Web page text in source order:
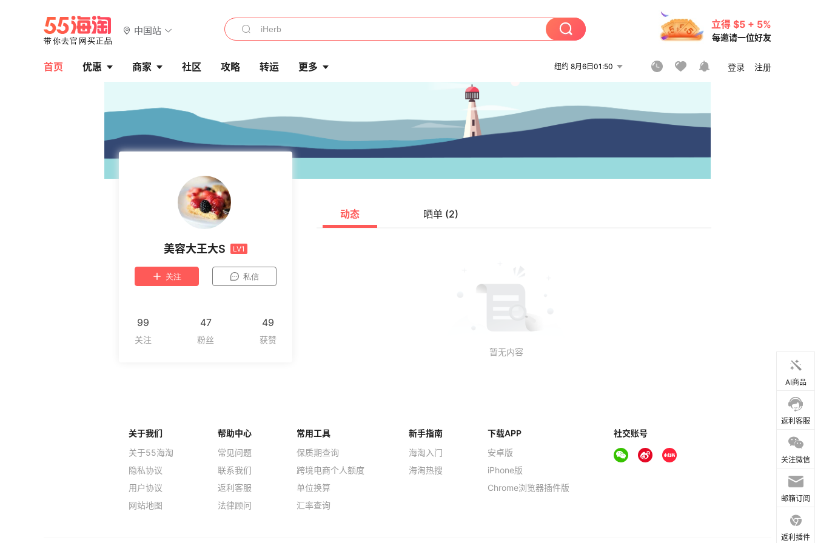
中国站
立得 $5 + 5%
每邀请一位好友
首页 优惠 商家 社区 攻略 转运 更多 纽约 8月6日01:50 登录 注册
美容大王大S LV1
关注 私信
99 47 49
动态 晒单 (2)
AI商品
返利客服
关注微信
邮箱订阅
返利插件
关于我们
关于55海淘
隐私协议
用户协议
网站地图
帮助中心
常见问题
联系我们
返利客服
法律顾问
常用工具
保质期查询
跨境电商个人额度
单位换算
汇率查询
新手指南
海淘入门
海淘热搜
下载APP
安卓版
iPhone版
Chrome浏览器插件版
社交账号